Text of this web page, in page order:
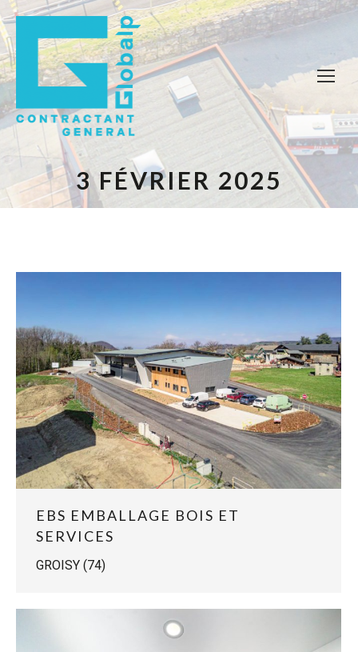
3 FÉVRIER 2025
Vous êtes ici :
EBS EMBALLAGE BOIS ET
SERVICES
GROISY (74)